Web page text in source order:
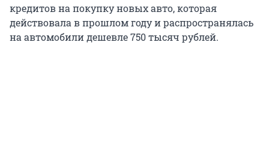
кредитов на покупку новых авто, которая
действовала в прошлом году и распространялась
на автомобили дешевле 750 тысяч рублей.